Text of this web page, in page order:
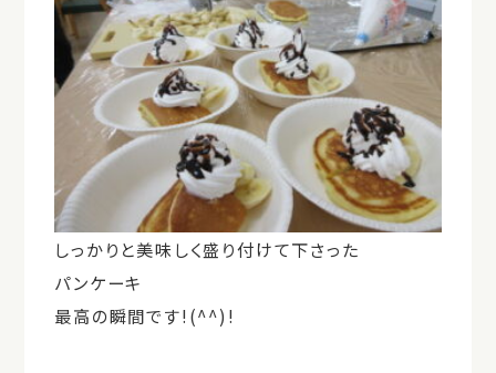
しっかりと美味しく盛り付けて下さった
パンケーキ
最高の瞬間です!(^^)!